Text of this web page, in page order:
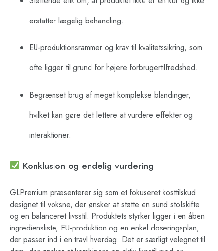
erstatter lægelig behandling.
EU-produktionsrammer og krav til kvalitetssikring, som
ofte ligger til grund for højere forbrugertilfredshed.
Begrænset brug af meget komplekse blandinger,
hvilket kan gøre det lettere at vurdere effekter og
interaktioner.
Konklusion og endelig vurdering
GLPremium præsenterer sig som et fokuseret kosttilskud
designet til voksne, der ønsker at støtte en sund stofskifte
og en balanceret livsstil. Produktets styrker ligger i en åben
ingrediensliste, EU-produktion og en enkel doseringsplan,
der passer ind i en travl hverdag. Det er særligt velegnet til